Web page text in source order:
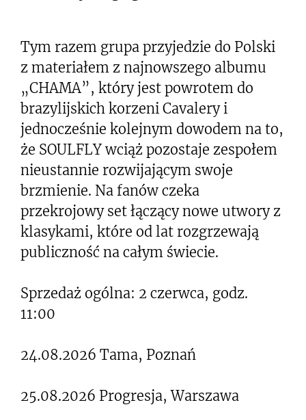
Tym razem grupa przyjedzie do Polski
z materiałem z najnowszego albumu
„CHAMA”, który jest powrotem do
brazylijskich korzeni Cavalery i
jednocześnie kolejnym dowodem na to,
że SOULFLY wciąż pozostaje zespołem
nieustannie rozwijającym swoje
brzmienie. Na fanów czeka
przekrojowy set łączący nowe utwory z
klasykami, które od lat rozgrzewają
publiczność na całym świecie.
Sprzedaż ogólna: 2 czerwca, godz.
11:00
24.08.2026 Tama, Poznań
25.08.2026 Progresja, Warszawa